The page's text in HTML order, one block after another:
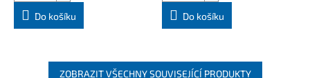
Do košíku Do košíku
ZOBRAZIT VŠECHNY SOUVISEJÍCÍ PRODUKTY